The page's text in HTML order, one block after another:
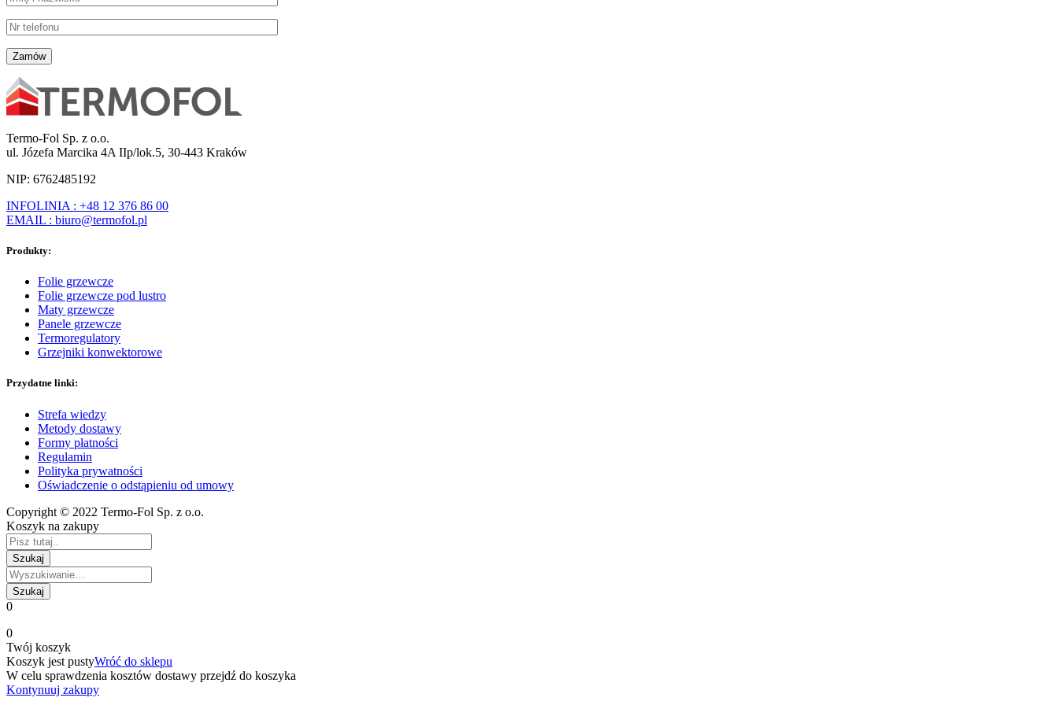
Termo-Fol Sp. z o.o.
ul. Józefa Marcika 4A IIp/lok.5, 30-443 Kraków
NIP: 6762485192
INFOLINIA : +48 12 376 86 00
EMAIL : biuro@termofol.pl
Produkty:
Folie grzewcze
Folie grzewcze pod lustro
Maty grzewcze
Panele grzewcze
Termoregulatory
Grzejniki konwektorowe
Przydatne linki:
Strefa wiedzy
Metody dostawy
Formy płatności
Regulamin
Polityka prywatności
Oświadczenie o odstąpieniu od umowy
Copyright © 2022 Termo-Fol Sp. z o.o.
Koszyk na zakupy
0
0
Twój koszyk
Koszyk jest pustyWróć do sklepu
W celu sprawdzenia kosztów dostawy przejdź do koszyka
Kontynuuj zakupy